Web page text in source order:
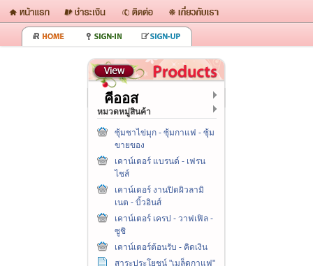
คีออส
หมวดหมู่สินค้า
ซุ้มชาไข่มุก - ซุ้มกาแฟ - ซุ้ม
ขายของ
เคาน์เตอร์ แบรนด์ - เฟรน
ไชส์
เคาน์เตอร์ งานปิดผิวลามิ
เนต - บิ้วอินส์
เคาน์เตอร์ เครป - วาฟเฟิล -
ซูชิ
เคาน์เตอร์ต้อนรับ - คิดเงิน
สาระประโยชน์ "เมล็ดกาแฟ"